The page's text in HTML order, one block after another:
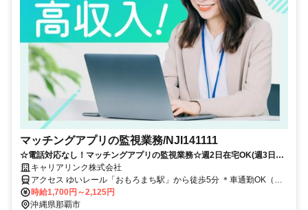
マッチングアプリの監視業務/NJI141111
☆電話対応なし！マッチングアプリの監視業務☆週2日在宅OK(週3日は
オフィス)＊服装・髪色自由でリラックスして働けます！
キャリアリンク株式会社
アクセス ゆいレール「おもろまち駅」から徒歩5分 ＊車通勤OK（駐
車場完備）
時給1,700円～2,125円
沖縄県那覇市